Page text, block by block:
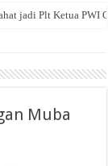
jadi Plt Ketua PWI
Muba